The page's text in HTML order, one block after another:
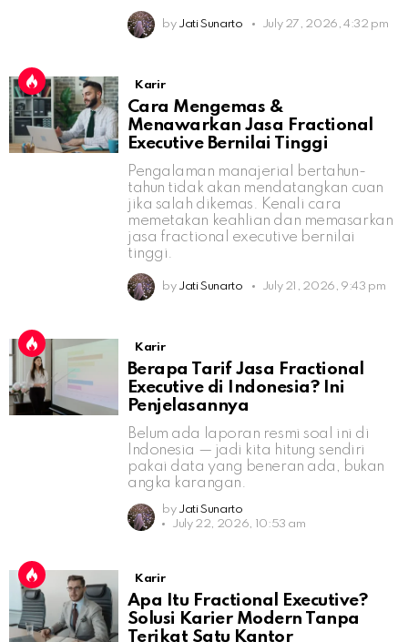
by Jati Sunarto July 27, 2026, 4:32 pm
Karir
Cara Mengemas &
Menawarkan Jasa Fractional
Executive Bernilai Tinggi
Pengalaman manajerial bertahun-
tahun tidak akan mendatangkan cuan
jika salah dikemas. Kenali cara
memetakan keahlian dan memasarkan
jasa fractional executive bernilai
tinggi.
by Jati Sunarto July 21, 2026, 9:43 pm
Karir
Berapa Tarif Jasa Fractional
Executive di Indonesia? Ini
Penjelasannya
Belum ada laporan resmi soal ini di
Indonesia — jadi kita hitung sendiri
pakai data yang beneran ada, bukan
angka karangan.
by Jati Sunarto
July 22, 2026, 10:53 am
Karir
Apa Itu Fractional Executive?
Solusi Karier Modern Tanpa
Terikat Satu Kantor